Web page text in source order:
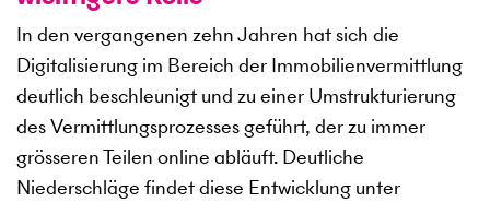
In den vergangenen zehn Jahren hat sich die
Digitalisierung im Bereich der Immobilienvermittlung
deutlich beschleunigt und zu einer Umstrukturierung
des Vermittlungsprozesses geführt, der zu immer
grösseren Teilen online abläuft. Deutliche
Niederschläge findet diese Entwicklung unter